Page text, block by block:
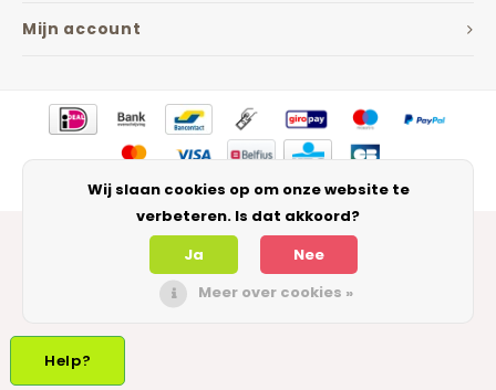
Mijn account
© Copyright 2026 The Jarfactory - IIP - Theme byShopmonkey
Help?
Wij slaan cookies op om onze website te
verbeteren. Is dat akkoord?
Ja
Nee
Meer over cookies »